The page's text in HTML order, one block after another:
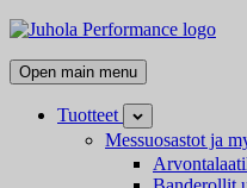
Skip
content
Juhola
Kaikki
messutuotteet
mainostarvikkeet
Open main menu
Tuotteet
Open
child
menu
Messuosastot ja